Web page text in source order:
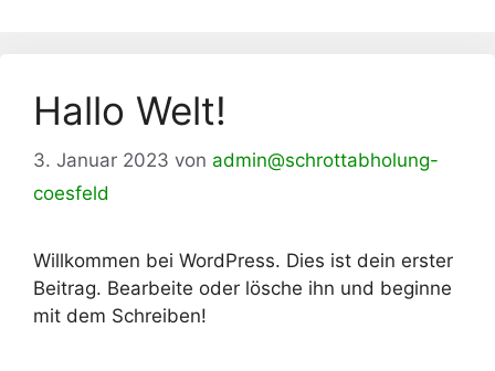
Hallo Welt!
3. Januar 2023 von admin@schrottabholung-
coesfeld
Willkommen bei WordPress. Dies ist dein erster
Beitrag. Bearbeite oder lösche ihn und beginne
mit dem Schreiben!